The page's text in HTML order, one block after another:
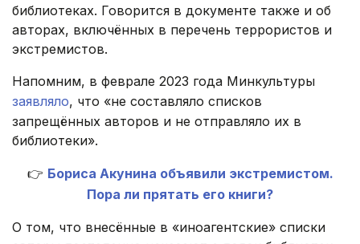
библиотеках. Говорится в документе также и об
авторах, включённых в перечень террористов и
экстремистов.
Напомним, в феврале 2023 года Минкультуры
заявляло, что «не составляло списков
запрещённых авторов и не отправляло их в
библиотеки».
👉 Бориса Акунина объявили экстремистом.
Пора ли прятать его книги?
О том, что внесённые в «иноагентские» списки